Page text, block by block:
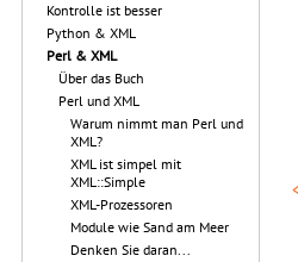
Kontrolle ist besser
Python & XML
Perl & XML
Über das Buch
Perl und XML
Warum nimmt man Perl und
XML?
XML ist simpel mit
XML::Simple
XML-Prozessoren
Module wie Sand am Meer
Denken Sie daran...